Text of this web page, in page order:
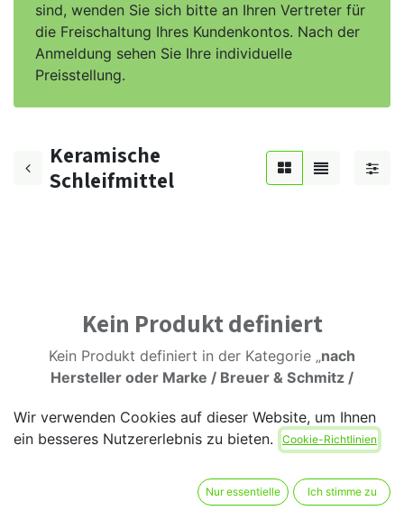
sind, wenden Sie sich bitte an Ihren Vertreter für
die Freischaltung Ihres Kundenkontos. Nach der
Anmeldung sehen Sie Ihre individuelle
Preisstellung.
Keramische
Schleifmittel
Kein Produkt definiert
Kein Produkt definiert in der Kategorie „nach
Hersteller oder Marke / Breuer & Schmitz /
Wir verwenden Cookies auf dieser Website, um Ihnen
ein besseres Nutzererlebnis zu bieten.
Cookie-Richtlinien
Nur essentielle Ich stimme zu